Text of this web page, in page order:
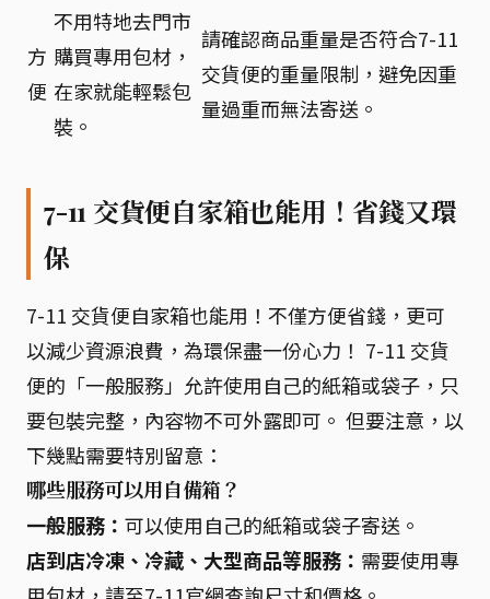
方
便
不用特地去門市
購買專用包材，
在家就能輕鬆包
裝。
請確認商品重量是否符合7-11
交貨便的重量限制，避免因重
量過重而無法寄送。
7-11 交貨便自家箱也能用！省錢又環
保
7-11 交貨便自家箱也能用！不僅方便省錢，更可
以減少資源浪費，為環保盡一份心力！ 7-11 交貨
便的「一般服務」允許使用自己的紙箱或袋子，只
要包裝完整，內容物不可外露即可。 但要注意，以
下幾點需要特別留意：
哪些服務可以用自備箱？
一般服務： 可以使用自己的紙箱或袋子寄送。
店到店冷凍、冷藏、大型商品等服務： 需要使用專